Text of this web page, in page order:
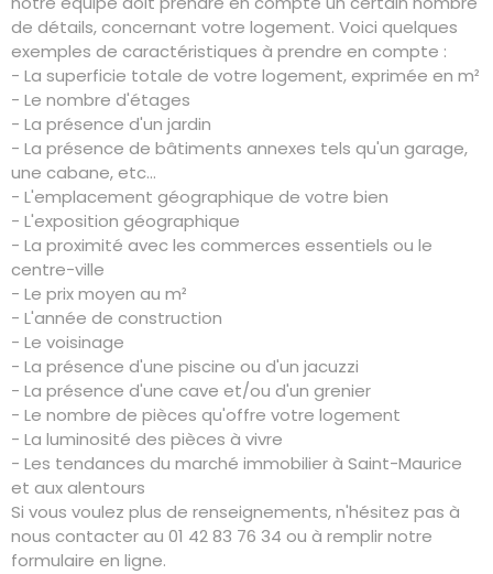
de détails, concernant votre logement. Voici quelques
exemples de caractéristiques à prendre en compte :
- La superficie totale de votre logement, exprimée en m²
- Le nombre d'étages
- La présence d'un jardin
- La présence de bâtiments annexes tels qu'un garage,
une cabane, etc...
- L'emplacement géographique de votre bien
- L'exposition géographique
- La proximité avec les commerces essentiels ou le
centre-ville
- Le prix moyen au m²
- L'année de construction
- Le voisinage
- La présence d'une piscine ou d'un jacuzzi
- La présence d'une cave et/ou d'un grenier
- Le nombre de pièces qu'offre votre logement
- La luminosité des pièces à vivre
- Les tendances du marché immobilier à Saint-Maurice
et aux alentours
Si vous voulez plus de renseignements, n'hésitez pas à
nous contacter au 01 42 83 76 34 ou à remplir notre
formulaire en ligne.